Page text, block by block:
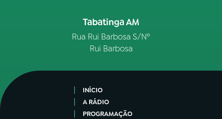
Tabatinga AM
Rua Rui Barbosa S/Nº
Rui Barbosa
INÍCIO
A RÁDIO
PROGRAMAÇÃO